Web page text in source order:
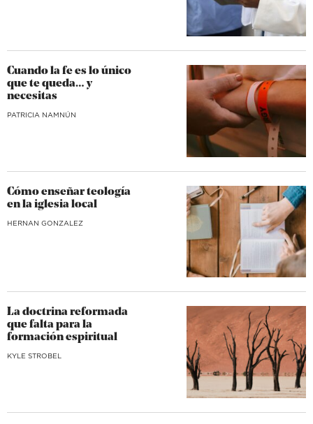
Cuando la fe es lo único
que te queda… y
necesitas
​PATRICIA NAMNÚN
Cómo enseñar teología
en la iglesia local
HERNAN GONZALEZ
La doctrina reformada
que falta para la
formación espiritual
KYLE STROBEL